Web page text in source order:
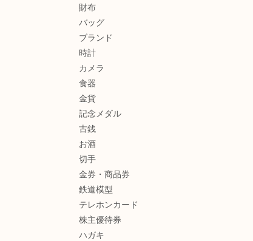
財布
バッグ
ブランド
時計
カメラ
食器
金貨
記念メダル
古銭
お酒
切手
金券・商品券
鉄道模型
テレホンカード
株主優待券
ハガキ